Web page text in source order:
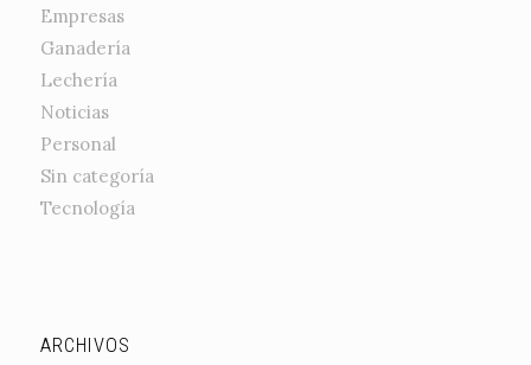
Empresas
Ganadería
Lechería
Noticias
Personal
Sin categoría
Tecnología
ARCHIVOS